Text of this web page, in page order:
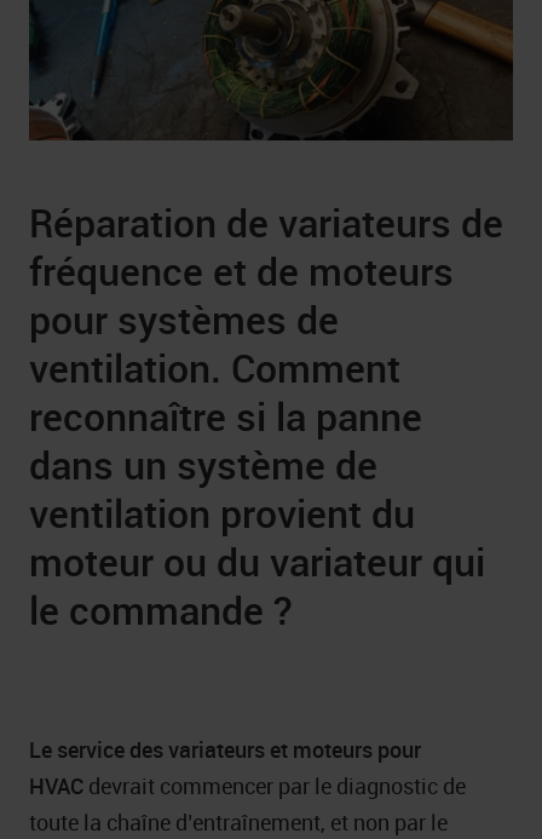
Réparation de variateurs de
fréquence et de moteurs
pour systèmes de
ventilation. Comment
reconnaître si la panne
dans un système de
ventilation provient du
moteur ou du variateur qui
le commande ?
Le service des variateurs et moteurs pour
HVAC devrait commencer par le diagnostic de
toute la chaîne d’entraînement, et non par le